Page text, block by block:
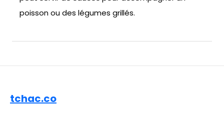
poisson ou des légumes grillés.
tchac.co